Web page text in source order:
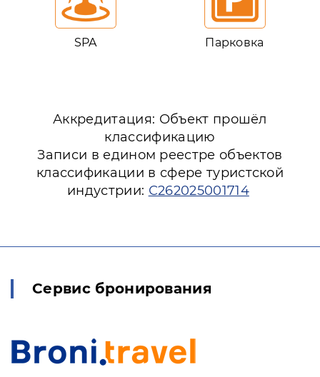
SPA Парковка
Аккредитация: Объект прошёл
классификацию
Записи в едином реестре объектов
классификации в сфере туристской
индустрии: С262025001714
Сервис бронирования